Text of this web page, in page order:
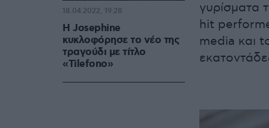
γυρίσματα
hit
media και
Η Josephine
κυκλοφόρησε το νέο της
τραγούδι με τίτλο
«Tilefono»
18.04.2022, 19:28